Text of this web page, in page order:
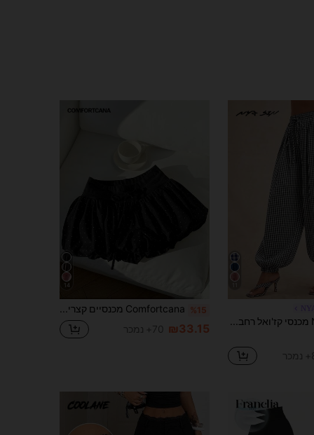
NYA SZN מכנסי קז'ואל רחבים עם הדפס משובץ וקשירה מלפנים לנשים
14
%15 Comfortcana מכנסיים קצרים שחורים עם הדפס נקודות, נשים, קיץ 2026
₪33.15 70+ נמכר